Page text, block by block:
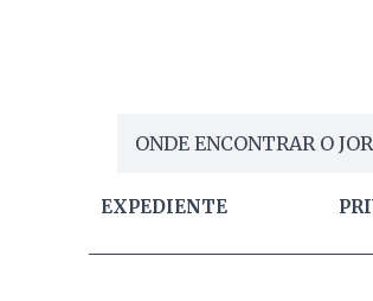
ONDE ENCONTRAR O
EXPEDIENTE